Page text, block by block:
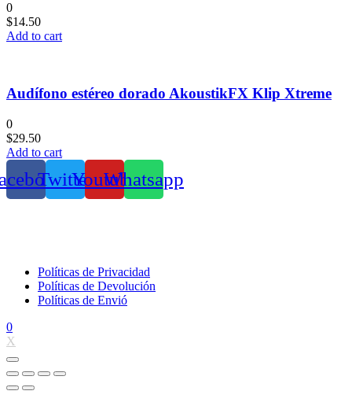
0
$14.50
Add to cart
Audífono estéreo dorado AkoustikFX Klip Xtreme
0
$29.50
Add to cart
TwitterYoutubeWhatsapp
Políticas de Privacidad
Políticas de Devolución
Políticas de Envió
0
X